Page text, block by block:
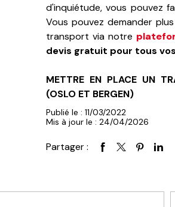
d'inquiétude, vous pouvez
Vous pouvez demander
transport via notre
devis gratuit pour tous
METTRE EN PLACE UN
(OSLO ET BERGEN)
Publié le : 11/03/2022
Mis à jour le : 24/04/2026
Partager :